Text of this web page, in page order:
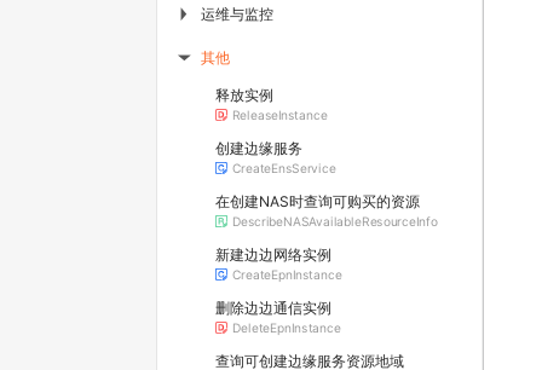
▶ 运维与监控
▶ 其他
释放实例
ReleaseInstance
创建边缘服务
CreateEnsService
在创建NAS时查询可购买的资源
DescribeNASAvailableResourceInfo
新建边边网络实例
CreateEpnInstance
删除边边通信实例
DeleteEpnInstance
查询可创建边缘服务资源地域